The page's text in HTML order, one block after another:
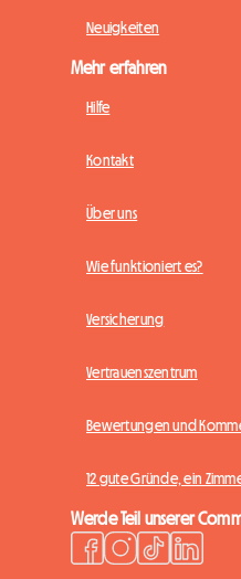
Neuigkeiten
Mehr erfahren
Hilfe
Kontakt
Über uns
Wie funktioniert es?
Versicherung
Vertrauenszentrum
Bewertungen und
12 gute Gründe, ein
Werde Teil unserer